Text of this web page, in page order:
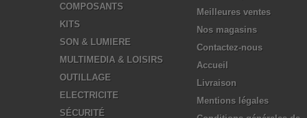
COMPOSANTS
KITS
SON & LUMIERE
MULTIMEDIA & LOISIRS
OUTILLAGE
ELECTRICITE
SÉCURITÉ
Meilleures ventes
Nos magasins
Contactez-nous
Accueil
Livraison
Mentions légales